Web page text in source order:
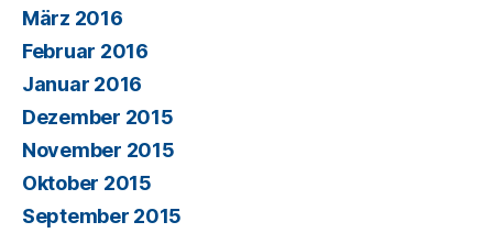
März 2016
Februar 2016
Januar 2016
Dezember 2015
November 2015
Oktober 2015
September 2015